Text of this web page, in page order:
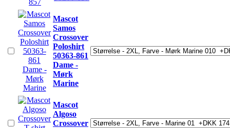
Mascot
Samos
Crossover
Poloshirt
50363-861
Dame -
Mørk
Marine
Mascot
Algoso
Crossover